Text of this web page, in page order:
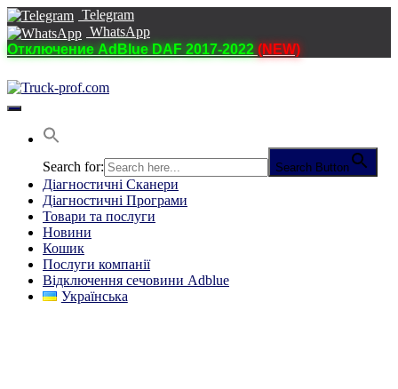
Telegram
WhatsApp
Отключение AdBlue DAF 2017-2022 (NEW)
Перемкнути
навігацію
Search for: Search Button
Діагностичні Cканери
Діагностичні Програми
Товари та послуги
Новини
Кошик
Послуги компанії
Відключення сечовини Adblue
Українська